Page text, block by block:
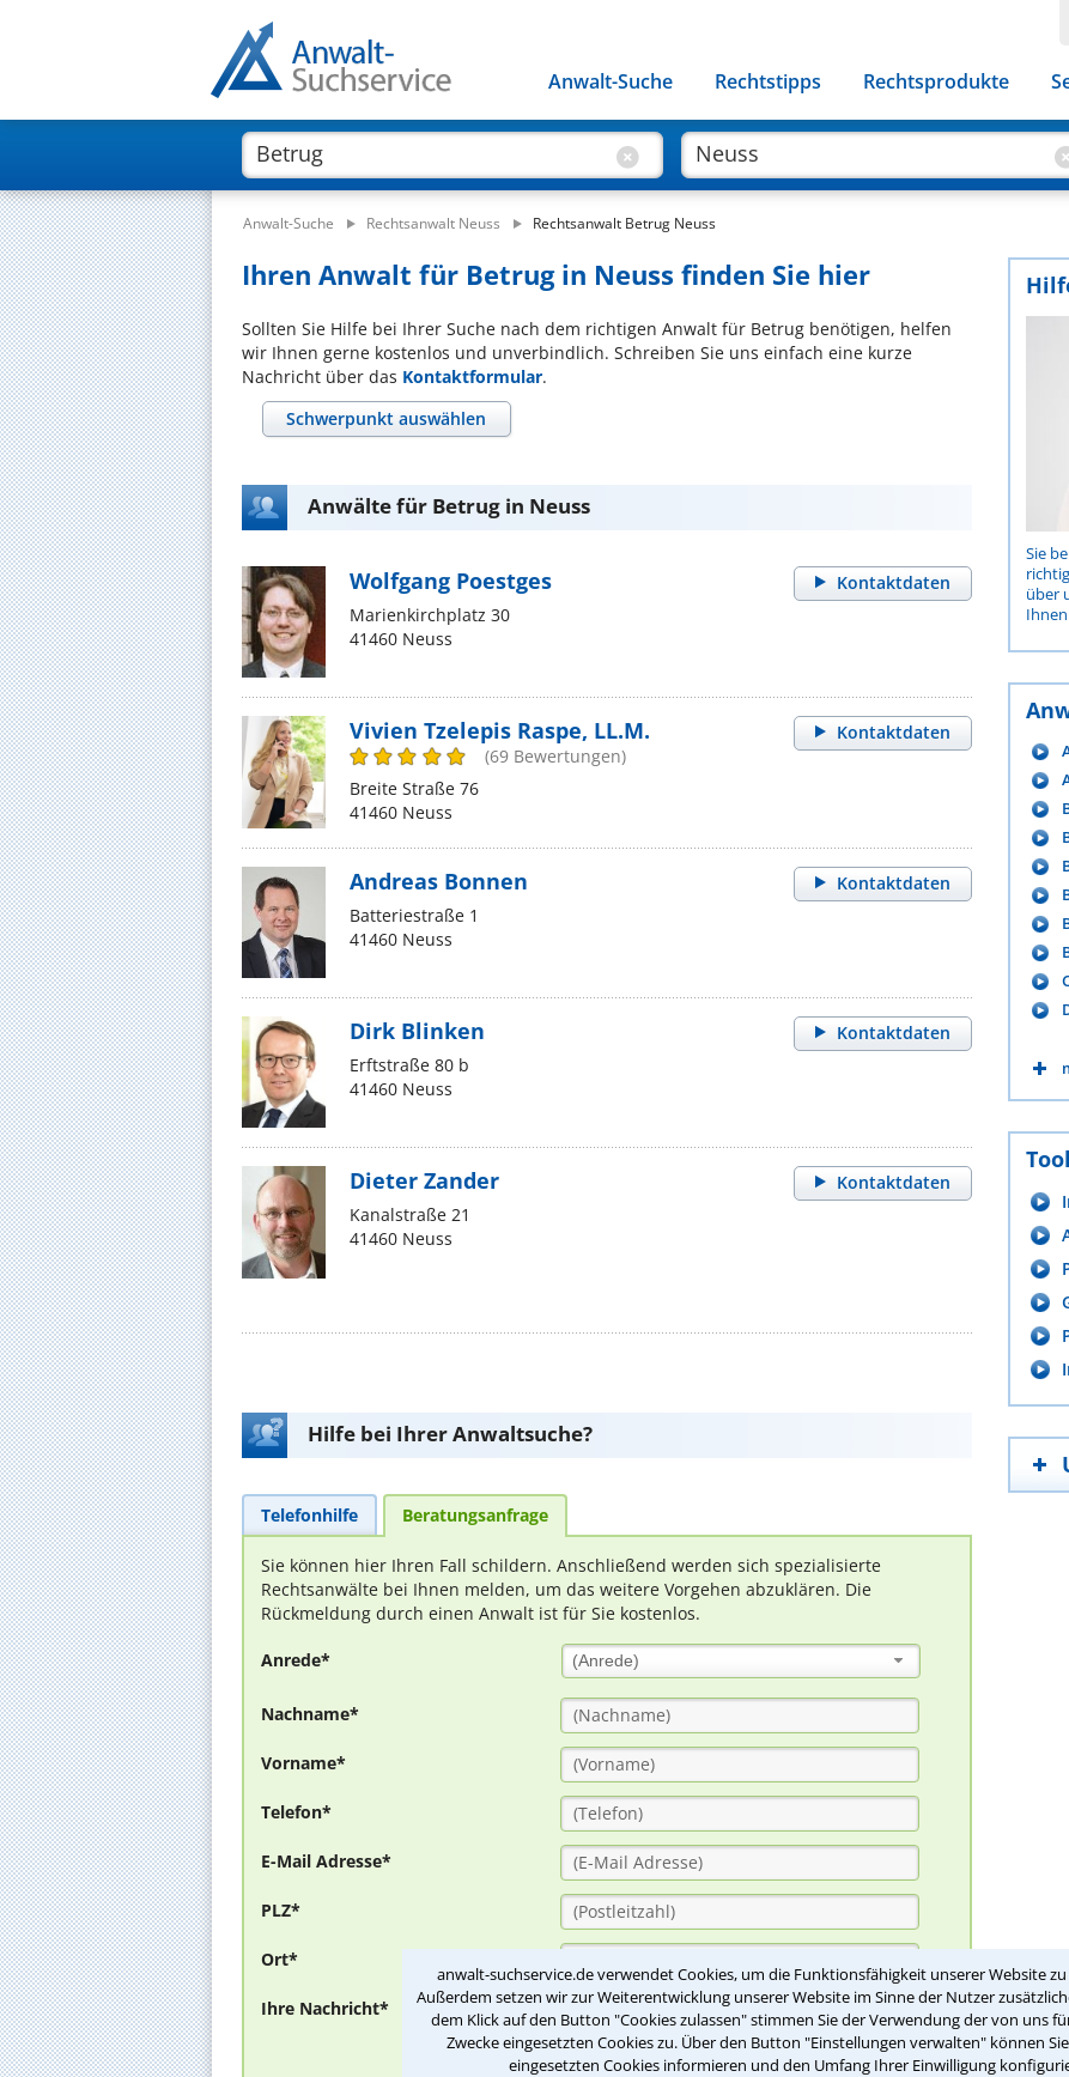
anwalt-suchservice.de verwendet Cookies, um die Funktionsfähigkeit unserer Website
Außerdem setzen wir zur Weiterentwicklung unserer Website im Sinne der Nutzer
dem Klick auf den Button "Cookies zulassen" stimmen Sie der Verwendung der von uns
Zwecke eingesetzten Cookies zu. Über den Button "Einstellungen verwalten" können
eingesetzten Cookies informieren und den Umfang Ihrer Einwilligung
Anwalt-Suche Rechtstipps Rechtsprodukte
Anwalt-Suche Rechtsanwalt Neuss Rechtsanwalt Betrug Neuss
Ihren Anwalt für Betrug in Neuss finden Sie hier
Sollten Sie Hilfe bei Ihrer Suche nach dem richtigen Anwalt für Betrug benötigen, helfen
wir Ihnen gerne kostenlos und unverbindlich. Schreiben Sie uns einfach eine kurze
Nachricht über das Kontaktformular.
Schwerpunkt auswählen
Anwälte für Betrug in Neuss
Kontaktdaten
Wolfgang Poestges
Marienkirchplatz 30
41460 Neuss
Kontaktdaten
Vivien Tzelepis Raspe, LL.M.
(69 Bewertungen)
Breite Straße 76
41460 Neuss
Kontaktdaten
Andreas Bonnen
Batteriestraße 1
41460 Neuss
Kontaktdaten
Dirk Blinken
Erftstraße 80 b
41460 Neuss
Kontaktdaten
Dieter Zander
Kanalstraße 21
41460 Neuss
Hilfe bei Ihrer Anwaltsuche?
Telefonhilfe Beratungsanfrage
Sie können hier Ihren Fall schildern. Anschließend werden sich spezialisierte
Rechtsanwälte bei Ihnen melden, um das weitere Vorgehen abzuklären. Die
Rückmeldung durch einen Anwalt ist für Sie kostenlos.
Anrede* (Anrede)
Nachname*
Vorname*
Telefon*
E-Mail Adresse*
PLZ*
Ort*
Ihre Nachricht*
Sie
über